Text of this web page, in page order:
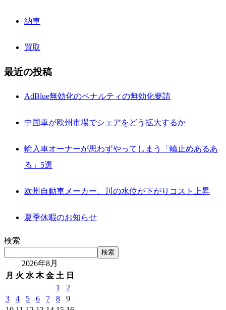
納車
買取
最近の投稿
AdBlue無効化のペナルティの無効化要請
中国車が欧州市場でシェアをどう拡大するか
輸入車オーナーが思わずやってしまう「輪止めあるあ
る」5選
欧州自動車メーカー、川の水位が下がりコスト上昇
夏季休暇のお知らせ
検索
検索
2026年8月
月 火 水 木 金 土 日
1
2
3
4 5 6 7 8
9